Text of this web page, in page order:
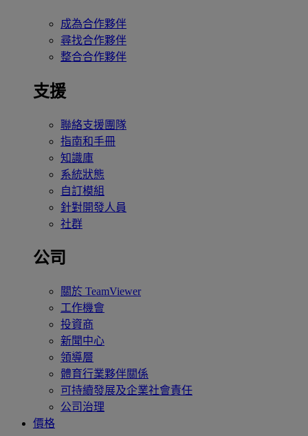
成為合作夥伴
尋找合作夥伴
整合合作夥伴
支援
聯絡支援團隊
指南和手冊
知識庫
系統狀態
自訂模組
針對開發人員
社群
公司
關於 TeamViewer
工作機會
投資商
新聞中心
領導層
體育行業夥伴關係
可持續發展及企業社會責任
公司治理
價格